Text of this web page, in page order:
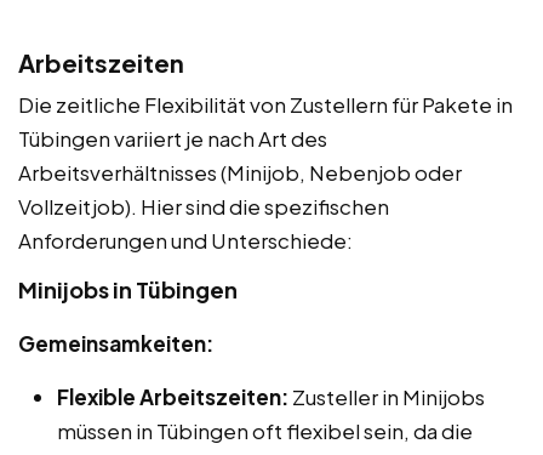
Arbeitszeiten
Die zeitliche Flexibilität von Zustellern für Pakete in
Tübingen variiert je nach Art des
Arbeitsverhältnisses (Minijob, Nebenjob oder
Vollzeitjob). Hier sind die spezifischen
Anforderungen und Unterschiede:
Minijobs in Tübingen
Gemeinsamkeiten:
Flexible Arbeitszeiten: Zusteller in Minijobs
müssen in Tübingen oft flexibel sein, da die